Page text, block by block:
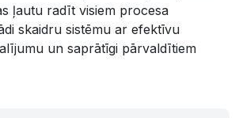
ļautu radīt visiem procesa
skaidru sistēmu ar efektīvu
un saprātīgi pārvaldītiem